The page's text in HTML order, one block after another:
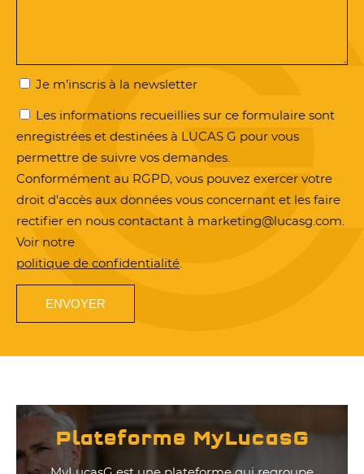
Je m’inscris à la newsletter
Les informations recueillies sur ce formulaire sont
enregistrées et destinées à LUCAS G pour vous
permettre de suivre vos demandes.
Conformément au RGPD, vous pouvez exercer votre
droit d'accès aux données vous concernant et les faire
rectifier en nous contactant à marketing@lucasg.com.
Voir notre
politique de confidentialité.
Plateforme MyLucasG